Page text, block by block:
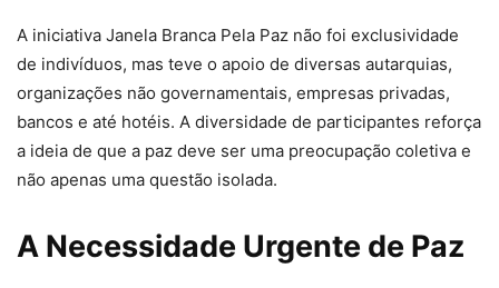
A iniciativa Janela Branca Pela Paz não foi exclusividade
de indivíduos, mas teve o apoio de diversas autarquias,
organizações não governamentais, empresas privadas,
bancos e até hotéis. A diversidade de participantes reforça
a ideia de que a paz deve ser uma preocupação coletiva e
não apenas uma questão isolada.
A Necessidade Urgente de Paz